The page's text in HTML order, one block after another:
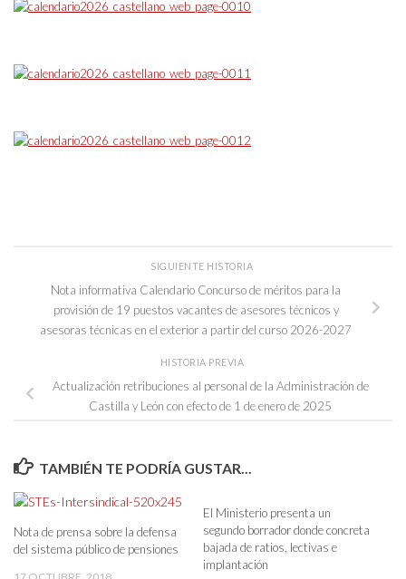
SIGUIENTE HISTORIA
Nota informativa Calendario Concurso de méritos para la
provisión de 19 puestos vacantes de asesores técnicos y
asesoras técnicas en el exterior a partir del curso 2026-2027
HISTORIA PREVIA
Actualización retribuciones al personal de la Administración de
Castilla y León con efecto de 1 de enero de 2025
TAMBIÉN TE PODRÍA GUSTAR...
Nota de prensa sobre la defensa
del sistema público de pensiones
El Ministerio presenta un
segundo borrador donde concreta
bajada de ratios, lectivas e
implantación